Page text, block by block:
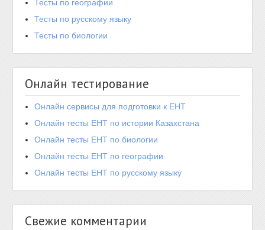
Тесты по географии
Тесты по русскому языку
Тесты по биологии
Онлайн тестирование
Онлайн сервисы для подготовки к ЕНТ
Онлайн тесты ЕНТ по истории Казахстана
Онлайн тесты ЕНТ по биологии
Онлайн тесты ЕНТ по географии
Онлайн тесты ЕНТ по русскому языку
Свежие комментарии